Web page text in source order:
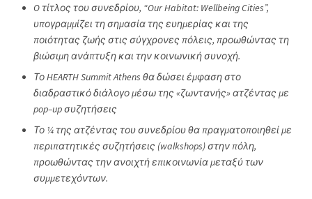
Oτίτλος του συνεδρίου, “Our Habitat: Wellbeing Cities”,
υπογραμμίζει τη σημασία της ευημερίας και της
ποιότητας ζωής στις σύγχρονες πόλεις, προωθώντας τη
βιώσιμη ανάπτυξη και την κοινωνική συνοχή.
ΤοHEARTHSummitAthens θα δώσει έμφαση στο
διαδραστικό διάλογο μέσω της «ζωντανής» ατζέντας με
pop–upσυζητήσεις
Το ¼ της ατζέντας του συνεδρίου θα πραγματοποιηθεί με
περιπατητικές συζητήσεις (walkshops) στην πόλη,
προωθώντας την ανοιχτή επικοινωνία μεταξύ των
συμμετεχόντων.